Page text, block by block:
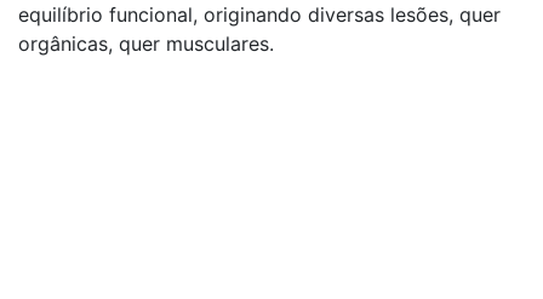
equilíbrio funcional, originando diversas lesões, quer
orgânicas, quer musculares.